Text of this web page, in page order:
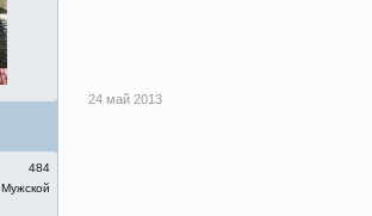
484
Мужской
24 май 2013